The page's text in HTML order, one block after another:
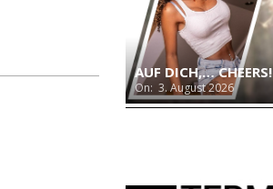
AUF DICH,… CHEERS!
On: 3. August 2026